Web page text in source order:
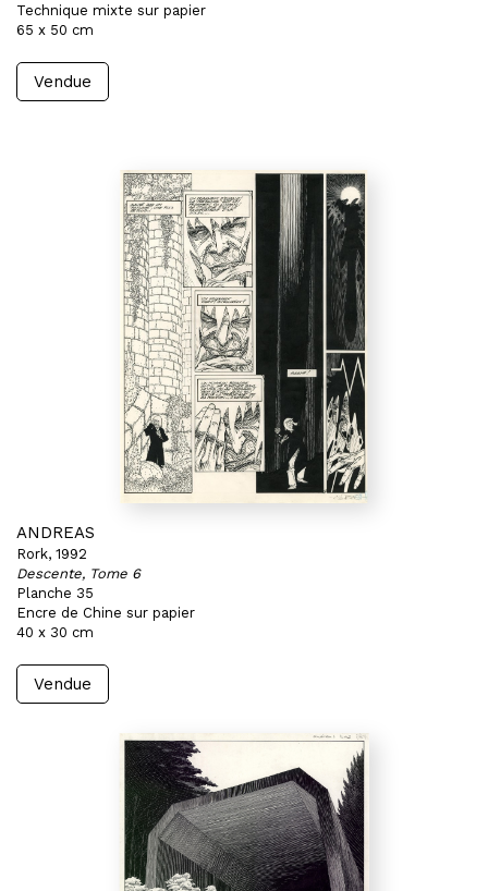
Technique mixte sur papier
65 x 50 cm
Vendue
ANDREAS
Rork, 1992
Descente, Tome 6
Planche 35
Encre de Chine sur papier
40 x 30 cm
Vendue